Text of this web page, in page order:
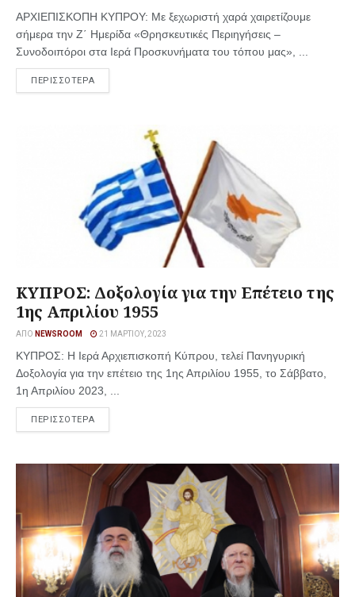
ΑΡΧΙΕΠΙΣΚΟΠΗ ΚΥΠΡΟΥ: Με ξεχωριστή χαρά χαιρετίζουμε
σήμερα την Ζ΄ Ημερίδα «Θρησκευτικές Περιηγήσεις –
Συνοδοιπόροι στα Ιερά Προσκυνήματα του τόπου μας», ...
ΠΕΡΙΣΣΟΤΕΡΑ
ΚΥΠΡΟΣ: Δοξολογία για την Επέτειο της
1ης Απριλίου 1955
ΑΠΌ NEWSROOM 21 ΜΑΡΤΊΟΥ, 2023
ΚΥΠΡΟΣ: Η Ιερά Αρχιεπισκοπή Κύπρου, τελεί Πανηγυρική
Δοξολογία για την επέτειο της 1ης Απριλίου 1955, το Σάββατο,
1η Απριλίου 2023, ...
ΠΕΡΙΣΣΟΤΕΡΑ